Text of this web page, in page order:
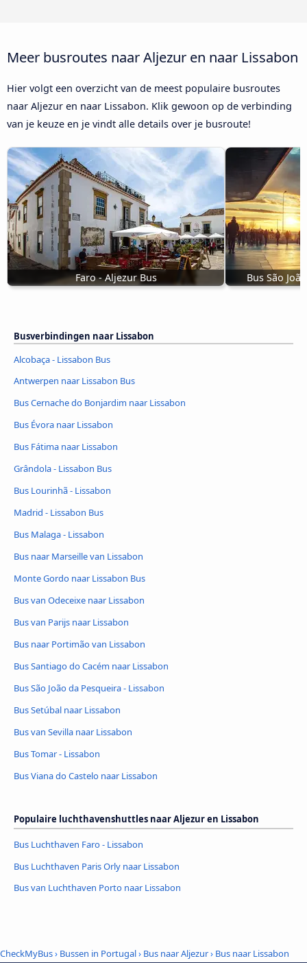
Meer busroutes naar Aljezur en naar Lissabon
Hier volgt een overzicht van de meest populaire busroutes
naar Aljezur en naar Lissabon. Klik gewoon op de verbinding
van je keuze en je vindt alle details over je busroute!
Faro - Aljezur Bus Bus São
Busverbindingen naar Lissabon
Alcobaça - Lissabon Bus
Antwerpen naar Lissabon Bus
Bus Cernache do Bonjardim naar Lissabon
Bus Évora naar Lissabon
Bus Fátima naar Lissabon
Grândola - Lissabon Bus
Bus Lourinhã - Lissabon
Madrid - Lissabon Bus
Bus Malaga - Lissabon
Bus naar Marseille van Lissabon
Monte Gordo naar Lissabon Bus
Bus van Odeceixe naar Lissabon
Bus van Parijs naar Lissabon
Bus naar Portimão van Lissabon
Bus Santiago do Cacém naar Lissabon
Bus São João da Pesqueira - Lissabon
Bus Setúbal naar Lissabon
Bus van Sevilla naar Lissabon
Bus Tomar - Lissabon
Bus Viana do Castelo naar Lissabon
Populaire luchthavenshuttles naar Aljezur en Lissabon
Bus Luchthaven Faro - Lissabon
Bus Luchthaven Paris Orly naar Lissabon
Bus van Luchthaven Porto naar Lissabon
CheckMyBus› Bussen in Portugal› Bus naar Aljezur› Bus naar Lissabon